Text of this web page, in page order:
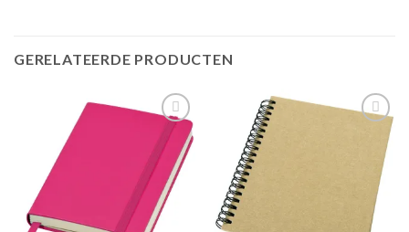
GERELATEERDE PRODUCTEN
Toevoegen
aan
wenslijst